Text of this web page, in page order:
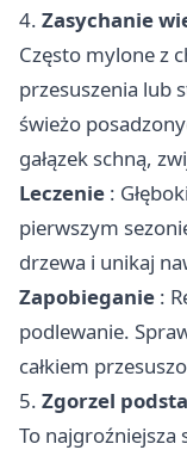
4. Zasychanie
Często mylone z
przesuszenia lub
świeżo
gałązek schną,
Leczenie :
pierwszym
drzewa i unikaj
Zapobieganie :
podlewanie.
całkiem
5. Zgorzel
To najgroźniejsza